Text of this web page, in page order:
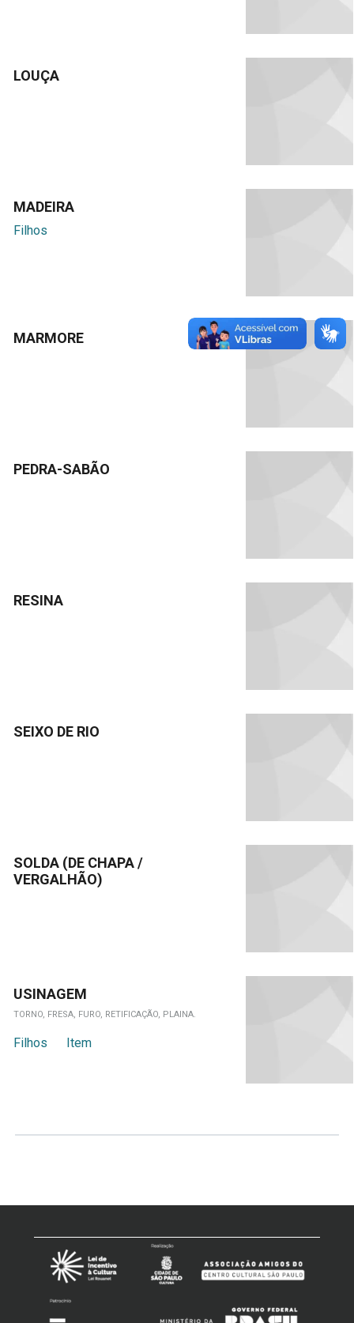
LOUÇA
MADEIRA
Filhos
MARMORE
PEDRA-SABÃO
RESINA
SEIXO DE RIO
SOLDA (DE CHAPA /
VERGALHÃO)
USINAGEM
TORNO, FRESA, FURO, RETIFICAÇÃO, PLAINA.
Filhos Item